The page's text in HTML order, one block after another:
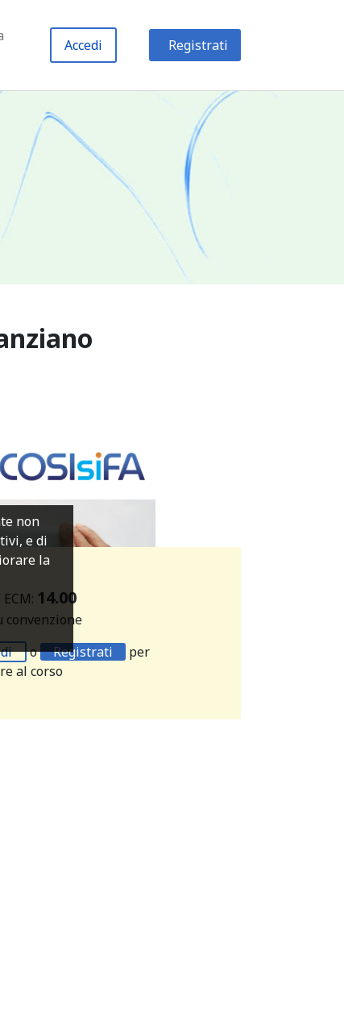
Accedi Registrati
14.00
convenzione
o Registrati
per
al corso
non
e di
la